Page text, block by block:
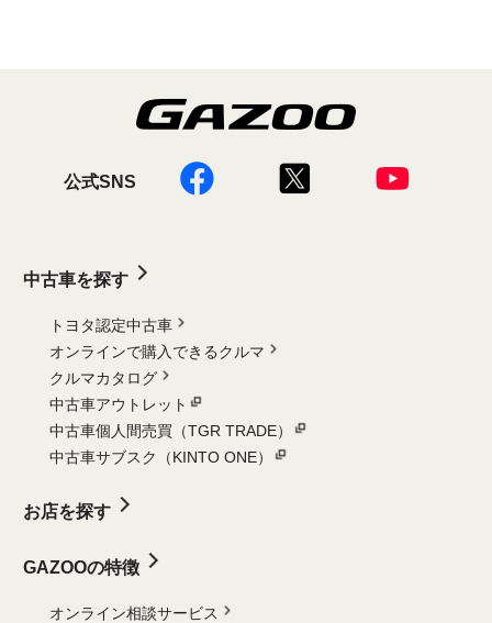
公式SNS
中古車を探す
トヨタ認定中古車
オンラインで購入できるクルマ
クルマカタログ
中古車アウトレット
中古車個人間売買（TGR TRADE）
中古車サブスク（KINTO ONE）
お店を探す
GAZOOの特徴
オンライン相談サービス